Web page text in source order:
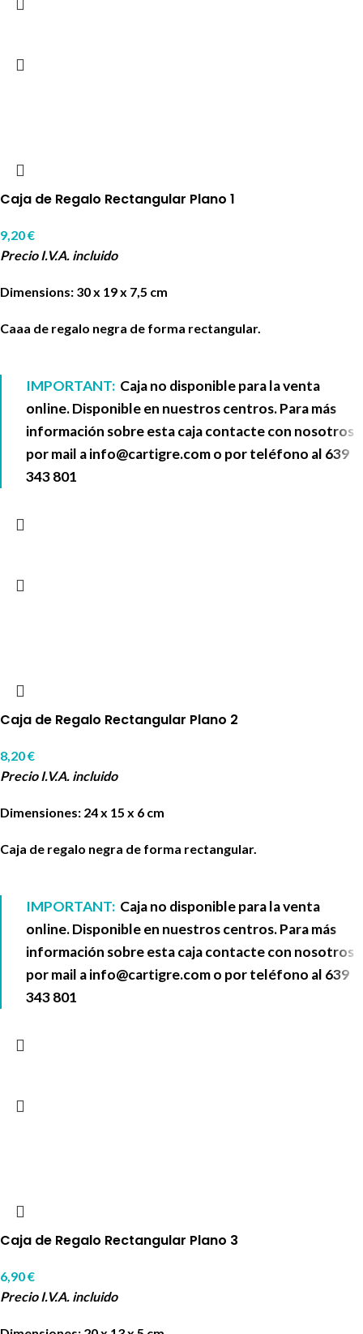
Caja de Regalo Rectangular Plano 1
9,20€
Precio I.V.A. incluido
Dimensions: 30 x 19 x 7,5 cm
Caaa de regalo negra de forma rectangular.
IMPORTANT: Caja no disponible para la venta
online. Disponible en nuestros centros. Para más
información sobre esta caja contacte con nosotros
por mail ainfo@cartigre.como por teléfono al 639
343 801
Caja de Regalo Rectangular Plano 2
8,20€
Precio I.V.A. incluido
Dimensiones: 24 x 15 x 6 cm
Caja de regalo negra de forma rectangular.
IMPORTANT: Caja no disponible para la venta
online. Disponible en nuestros centros. Para más
información sobre esta caja contacte con nosotros
por mail ainfo@cartigre.como por teléfono al 639
343 801
Caja de Regalo Rectangular Plano 3
6,90€
Precio I.V.A. incluido